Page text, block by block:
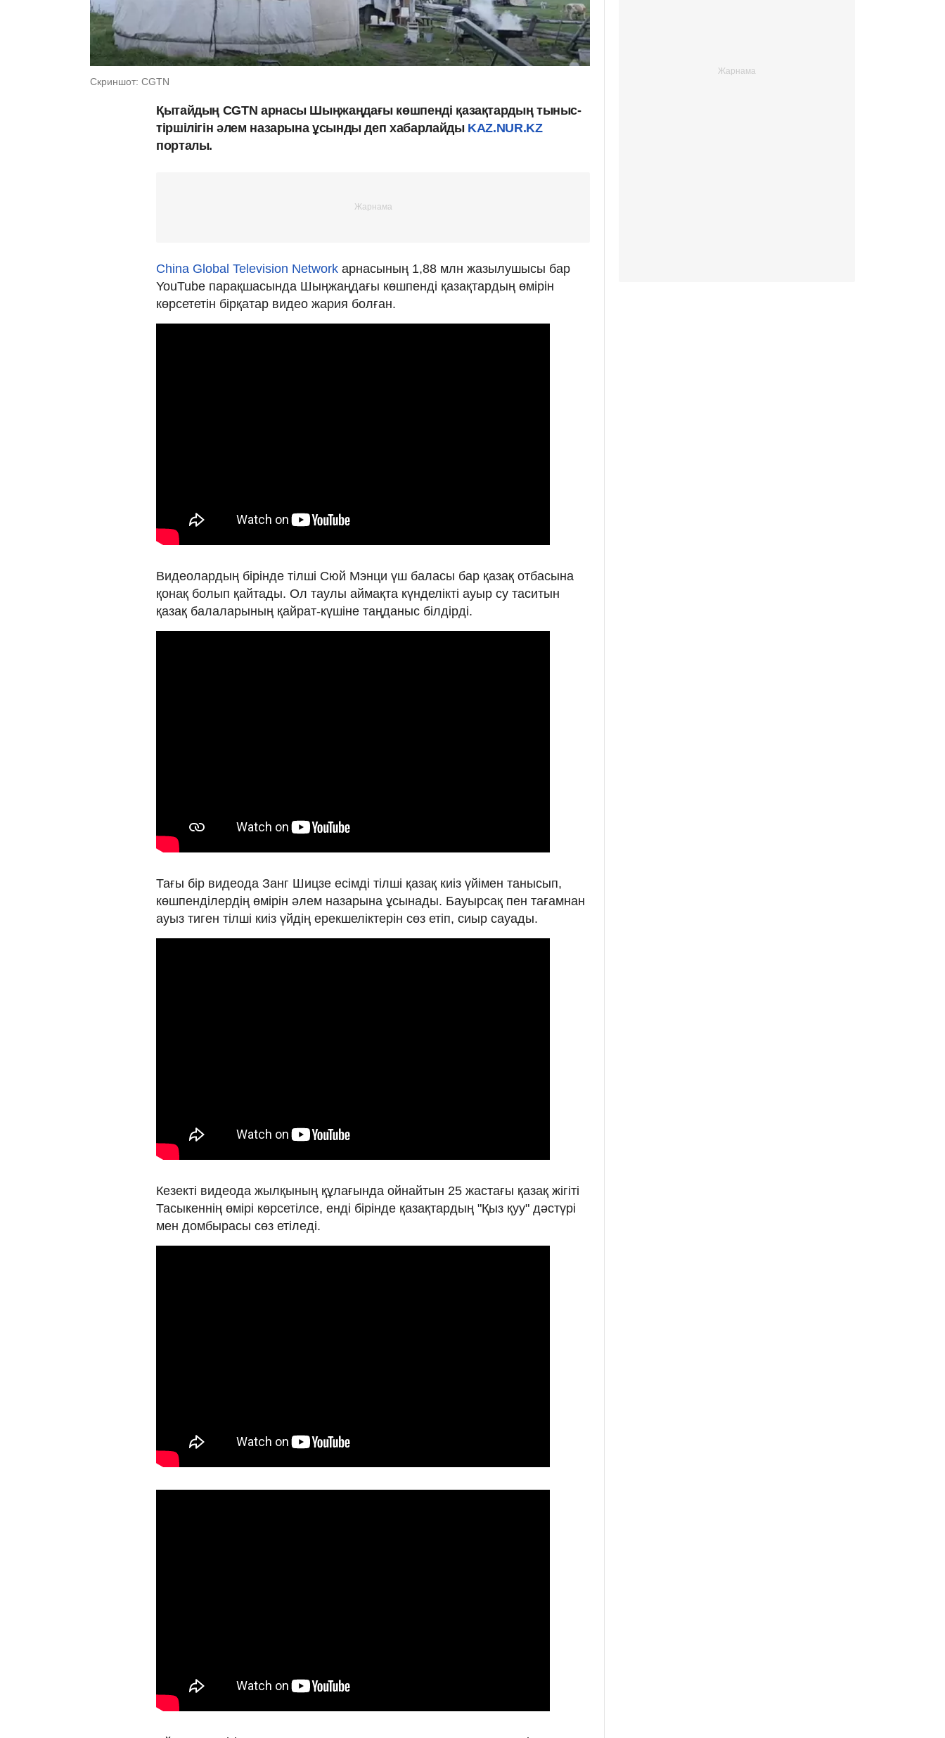
Скриншот: CGTN
Қытайдың CGTN арнасы Шыңжаңдағы көшпенді қазақтардың тыныс-
тіршілігін әлем назарына ұсынды деп хабарлайдыKAZ.NUR.KZ
порталы.
China Global Television Network арнасының 1,88 млн жазылушысы бар
YouTube парақшасында Шыңжаңдағы көшпенді қазақтардың өмірін
көрсететін бірқатар видео жария болған.
Видеолардың бірінде тілші Сюй Мэнци үш баласы бар қазақ отбасына
қонақ болып қайтады. Ол таулы аймақта күнделікті ауыр су таситын
қазақ балаларының қайрат-күшіне таңданыс білдірді.
Тағы бір видеода Занг Шицзе есімді тілші қазақ киіз үйімен танысып,
көшпенділердің өмірін әлем назарына ұсынады. Бауырсақ пен тағамнан
ауыз тиген тілші киіз үйдің ерекшеліктерін сөз етіп, сиыр сауады.
Кезекті видеода жылқының құлағында ойнайтын 25 жастағы қазақ жігіті
Тасыкеннің өмірі көрсетілсе, енді бірінде қазақтардың "Қыз қуу" дәстүрі
мен домбырасы сөз етіледі.